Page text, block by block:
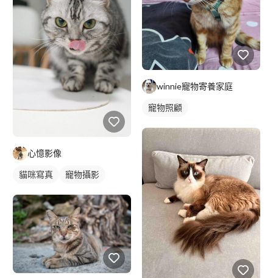
心憶影像
貓咪寫真 寵物攝影
winnie寵物寄養家庭
寵物照顧